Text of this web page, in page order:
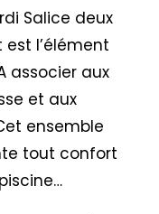
Salice deux
l’élément
associer aux
et aux
ensemble
tout confort